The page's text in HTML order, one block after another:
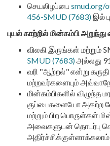
செயலிழப்பை smud.org/
456-SMUD (7683) இல்
புயல் காற்றில் மின்கம்பி அறுந்து
விலகி இருங்கள் மற்றும்
SMUD (7683)அல்லது
வரி "ஆற்றல்" என்று
மற்றவர்களையும் அவ்வாறே
மின்கம்பிகளில்
குப்பைகளையோ அகற்ற
மற்றும் பிற பொருள்கள்
அவைகளுடன் தொடர்பு